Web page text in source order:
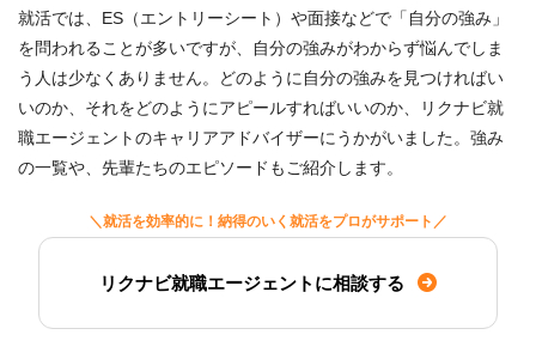
就活では、ES（エントリーシート）や面接などで「自分の強み」
を問われることが多いですが、自分の強みがわからず悩んでしま
う人は少なくありません。どのように自分の強みを見つければい
いのか、それをどのようにアピールすればいいのか、リクナビ就
職エージェントのキャリアアドバイザーにうかがいました。強み
の一覧や、先輩たちのエピソードもご紹介します。
＼就活を効率的に！納得のいく就活をプロがサポート／
リクナビ就職エージェントに相談する
仕事とは？
就活コラム